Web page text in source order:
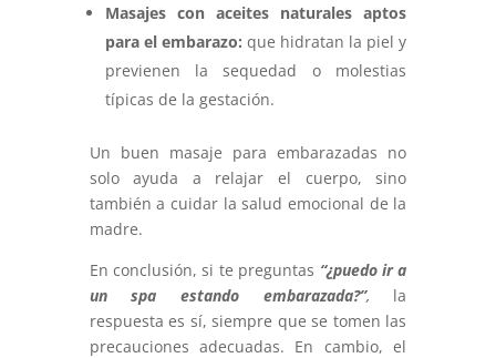
Masajes con aceites naturales aptos
para el embarazo: que hidratan la piel y
previenen la sequedad o molestias
típicas de la gestación.
Un buen masaje para embarazadas no
solo ayuda a relajar el cuerpo, sino
también a cuidar la salud emocional de la
madre.
En conclusión, si te preguntas “¿puedo ir a
un spa estando embarazada?”, la
respuesta es sí, siempre que se tomen las
precauciones adecuadas. En cambio, el